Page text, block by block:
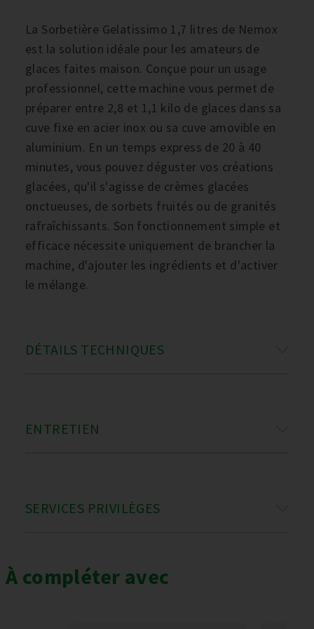
La Sorbetière Gelatissimo 1,7 litres de Nemox
est la solution idéale pour les amateurs de
glaces faites maison. Conçue pour un usage
professionnel, cette machine vous permet de
préparer entre 2,8 et 1,1 kilo de glaces dans sa
cuve fixe en acier inox ou sa cuve amovible en
aluminium. En un temps express de 20 à 40
minutes, vous pouvez déguster vos créations
glacées, qu'il s'agisse de crèmes glacées
onctueuses, de sorbets fruités ou de granités
rafraîchissants. Son fonctionnement simple et
efficace nécessite uniquement de brancher la
machine, d'ajouter les ingrédients et d'activer
le mélange.
DÉTAILS TECHNIQUES
ENTRETIEN
SERVICES PRIVILÈGES
À compléter avec